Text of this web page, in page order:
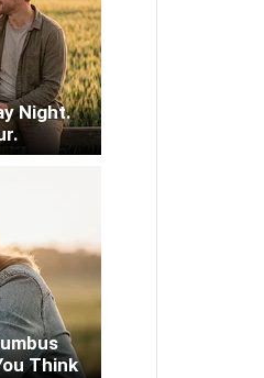
Night.
Think